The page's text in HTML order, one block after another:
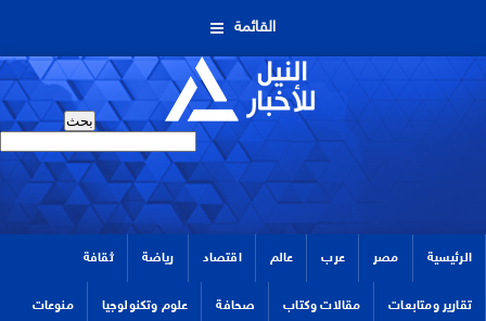
القائمة
الرئيسية مصر عرب عالم اقتصاد رياضة ثقافة
تقارير ومتابعات مقالات وكتاب صحافة علوم وتكنولوجيا منوعات